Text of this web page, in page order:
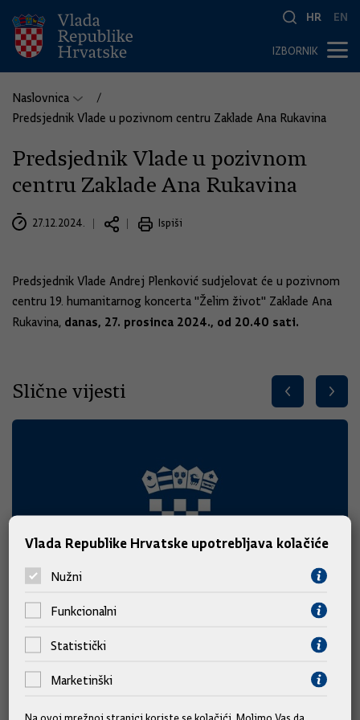
HR EN
IZBORNIK
Naslovnica
Predsjednik Vlade u pozivnom centru Zaklade Ana Rukavina
Predsjednik Vlade u pozivnom
centru Zaklade Ana Rukavina
27.12.2024. Ispiši
Predsjednik Vlade Andrej Plenković sudjelovat će u pozivnom
centru 19. humanitarnog koncerta "Želim život" Zaklade Ana
Rukavina, danas, 27. prosinca 2024., od 20.40 sati.
Slične vijesti
Predsjednik Vlade Plenković na 311. Sinjskoj
Vlada Republike Hrvatske upotrebljava kolačiće
Nužni
Funkcionalni
Statistički
Marketinški
Na ovoj mrežnoj stranici koriste se kolačići. Molimo Vas da